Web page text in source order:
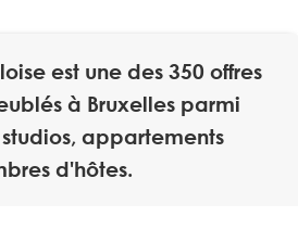
est une des 350 offres
à Bruxelles parmi
appartements
d'hôtes.